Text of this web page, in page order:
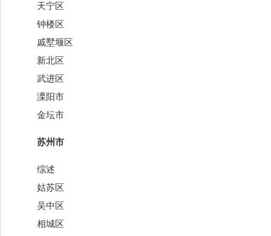
天宁区
钟楼区
戚墅堰区
新北区
武进区
溧阳市
金坛市
苏州市
综述
姑苏区
吴中区
相城区